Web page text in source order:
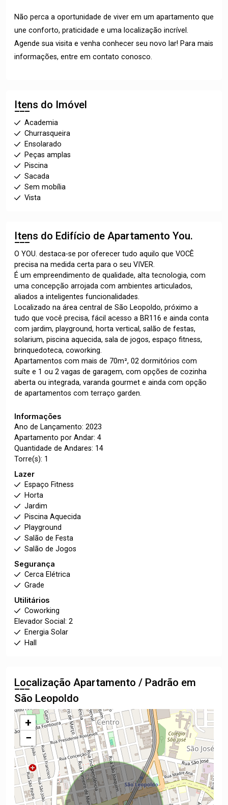
Não perca a oportunidade de viver em um apartamento que
une conforto, praticidade e uma localização incrível.
Agende sua visita e venha conhecer seu novo lar! Para mais
informações, entre em contato conosco.
Itens do Imóvel
Academia
Churrasqueira
Ensolarado
Peças amplas
Piscina
Sacada
Sem mobília
Vista
Itens do Edifício de Apartamento You.
O YOU. destaca-se por oferecer tudo aquilo que VOCÊ
precisa na medida certa para o seu VIVER.
É um empreendimento de qualidade, alta tecnologia, com
uma concepção arrojada com ambientes articulados,
aliados a inteligentes funcionalidades.
Localizado na área central de São Leopoldo, próximo a
tudo que você precisa, fácil acesso a BR116 e ainda conta
com jardim, playground, horta vertical, salão de festas,
solarium, piscina aquecida, sala de jogos, espaço fitness,
brinquedoteca, coworking.
Apartamentos com mais de 70m², 02 dormitórios com
suíte e 1 ou 2 vagas de garagem, com opções de cozinha
aberta ou integrada, varanda gourmet e ainda com opção
de apartamentos com terraço garden.
Informações
Ano de Lançamento: 2023
Apartamento por Andar: 4
Quantidade de Andares: 14
Torre(s): 1
Lazer
Espaço Fitness
Horta
Jardim
Piscina Aquecida
Playground
Salão de Festa
Salão de Jogos
Segurança
Cerca Elétrica
Grade
Utilitários
Coworking
Elevador Social: 2
Energia Solar
Hall
Localização Apartamento / Padrão em
São Leopoldo
+
−